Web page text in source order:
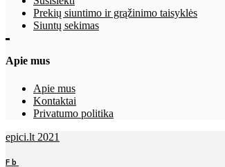
Prekių siuntimo ir grąžinimo taisyklės
Siuntų sekimas
Apie mus
Apie mus
Kontaktai
Privatumo politika
epici.lt 2021
Fb